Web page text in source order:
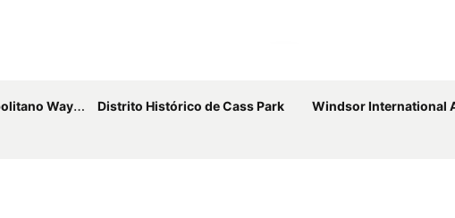
County de Detroit Distrito Histórico de Cass Park
Windsor International